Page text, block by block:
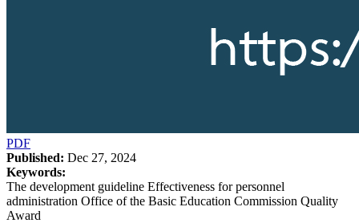
PDF
Published: Dec 27, 2024
Keywords:
The development guideline Effectiveness for personnel
administration Office of the Basic Education Commission Quality
Award